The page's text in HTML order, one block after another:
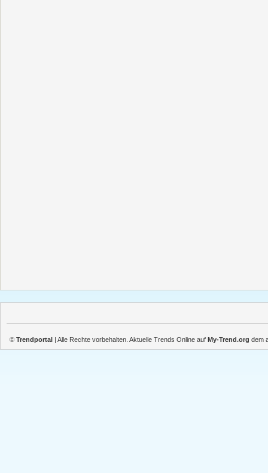
© Trendportal | Alle Rechte vorbehalten. Aktuelle Trends Online auf My-Trend.org dem